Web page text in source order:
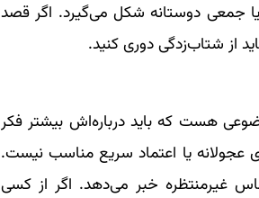
جمعی دوستانه شکل می‌گیرد. اگر قصد
از شتاب‌زدگی دوری کنید.
هست که باید درباره‌اش بیشتر فکر
عجولانه یا اعتماد سریع مناسب نیست.
غیرمنتظره خبر می‌دهد. اگر از کسی